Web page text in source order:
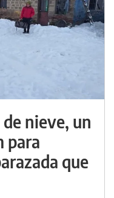
nieve, un
para
que